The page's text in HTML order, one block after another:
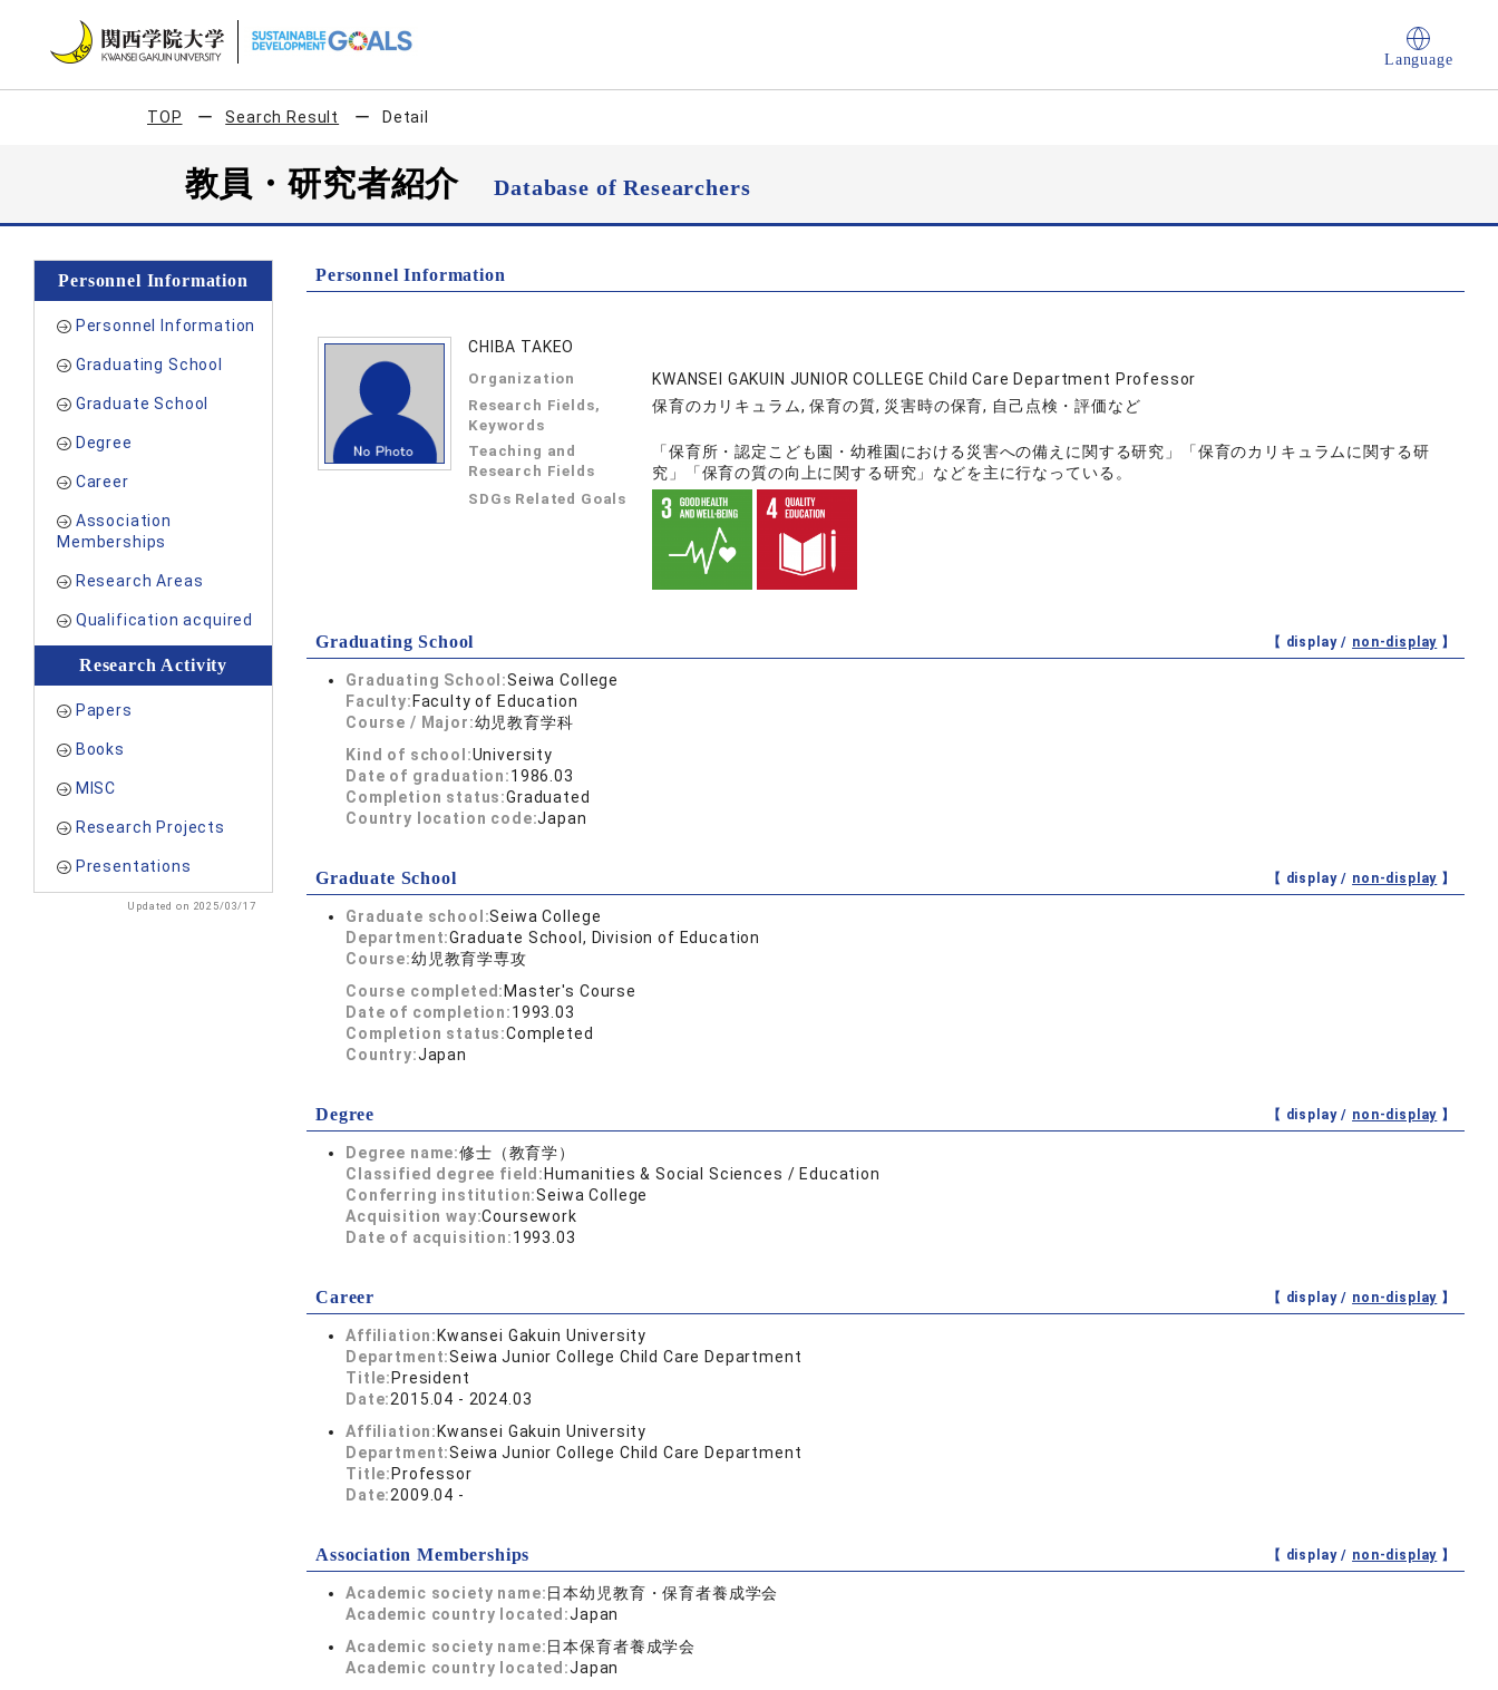
Language
TOP Search Result Detail
教員・研究者紹介Database of Researchers
Personnel Information
Personnel Information
Graduating School
Graduate School
Degree
Career
Association
Memberships
Research Areas
Qualification acquired
Research Activity
Papers
Books
MISC
Research Projects
Presentations
Updated on 2025/03/17
Personnel Information
CHIBA TAKEO
Organization KWANSEI GAKUIN JUNIOR COLLEGE Child Care Department Professor
Research Fields,
Keywords
保育のカリキュラム, 保育の質, 災害時の保育, 自己点検・評価など
Teaching and
Research Fields
「保育所・認定こども園・幼稚園における災害への備えに関する研究」「保育のカリキュラムに関する研
究」「保育の質の向上に関する研究」などを主に行なっている。
SDGs Related Goals
Graduating School 【 display / non-display 】
Graduating School:Seiwa College
Faculty: Faculty of Education
Course / Major:幼児教育学科
Kind of school:University
Date of graduation:1986.03
Completion status:Graduated
Country location code:Japan
Graduate School 【 display / non-display 】
Graduate school:Seiwa College
Department:Graduate School, Division of Education
Course:幼児教育学専攻
Course completed: Master's Course
Date of completion:1993.03
Completion status:Completed
Country:Japan
Degree 【 display / non-display 】
Degree name:修士（教育学）
Classified degree field: Humanities & Social Sciences / Education
Conferring institution:Seiwa College
Acquisition way:Coursework
Date of acquisition:1993.03
Career 【 display / non-display 】
Affiliation: Kwansei Gakuin University
Department:Seiwa Junior College Child Care Department
Title: President
Date:2015.04 - 2024.03
Affiliation: Kwansei Gakuin University
Department:Seiwa Junior College Child Care Department
Title: Professor
Date:2009.04 -
Association Memberships 【 display / non-display 】
Academic society name:日本幼児教育・保育者養成学会
Academic country located:Japan
Academic society name:日本保育者養成学会
Academic country located:Japan